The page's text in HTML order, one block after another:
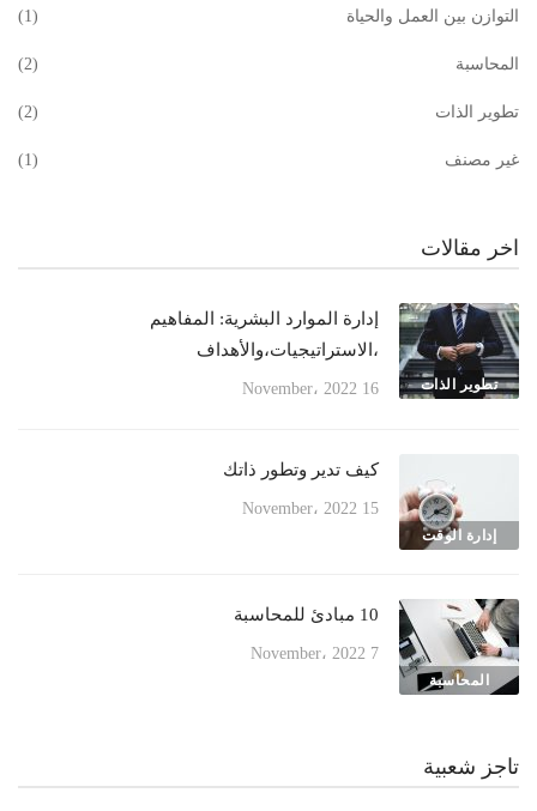
التوازن بين العمل والحياة (1)
المحاسبة (2)
تطوير الذات (2)
غير مصنف (1)
اخر مقالات
تطوير الذات
إدارة الموارد البشرية: المفاهيم
،الاستراتيجيات،والأهداف
16 November، 2022
إدارة الوقت
كيف تدير وتطور ذاتك
15 November، 2022
المحاسبة
10 مبادئ للمحاسبة
7 November، 2022
تاجز شعبية